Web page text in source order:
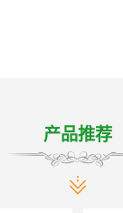
产品推荐